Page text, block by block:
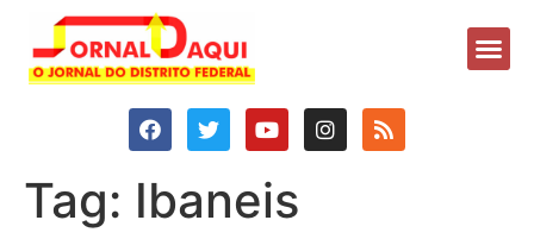
Tag: Ibaneis